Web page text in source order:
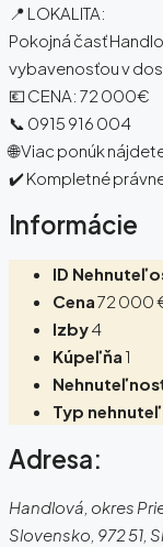
📍 LOKALITA:
Pokojná časť
vybavenosťou v
💶 CENA: 72 000€
📞 0915 916 004
🌐 Viac ponúk
✔️ Kompletné
Informácie
ID
Cena72 000
Izby4
Kúpeľňa 1
Typ
Adresa:
Handlová, okres
Slovensko, 972 51,